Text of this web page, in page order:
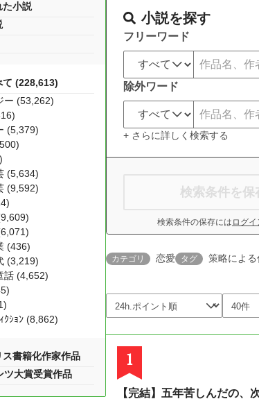
小説を探す
フリーワード
除外ワード
+ さらに詳しく検索する
検索条件を保
検索条件の保存には ログイ
カテゴリ 恋愛 タグ 策略による
1
【完結】五年苦しんだの、
た小説
て (228,613)
ー (53,262)
(5,379)
(5,634)
(9,592)
(436)
(3,219)
話 (4,652)
ｸｼｮﾝ (8,862)
ス書籍化作家作品
ツ大賞受賞作品